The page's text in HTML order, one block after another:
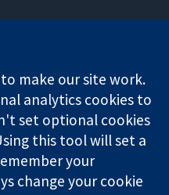
News
Press office
About us
Jobs
Cochrane
Library
to make our site work.
analytics cookies to
set optional cookies
this tool will set a
your
change your cookie